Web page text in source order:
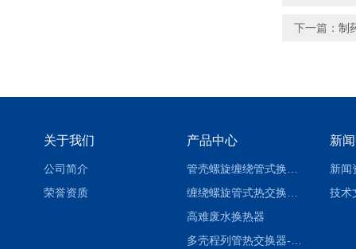
下一篇： 制
关于我们
公司简介
荣誉资质
产品中心
高难废水换热器
新
新闻
技术